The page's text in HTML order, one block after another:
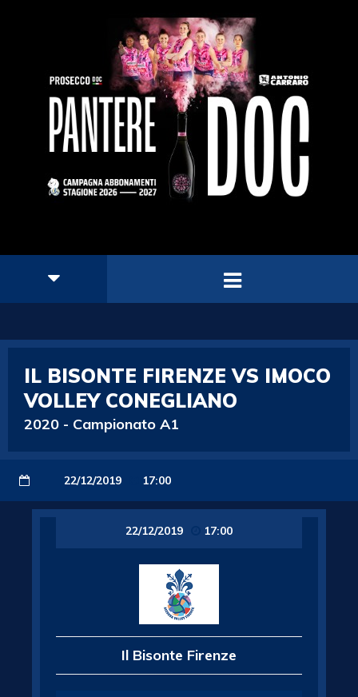
IL BISONTE FIRENZE VS IMOCO
VOLLEY CONEGLIANO
2020 - Campionato A1
22/12/2019 17:00
22/12/2019 17:00
Il Bisonte Firenze